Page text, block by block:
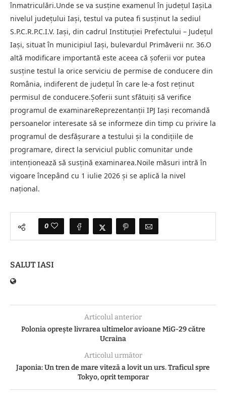
înmatriculări.Unde se va susține examenul în județul IașiLa
nivelul județului Iași, testul va putea fi susținut la sediul
S.P.C.R.P.C.I.V. Iași, din cadrul Instituției Prefectului – Județul
Iași, situat în municipiul Iași, bulevardul Primăverii nr. 36.O
altă modificare importantă este aceea că șoferii vor putea
susține testul la orice serviciu de permise de conducere din
România, indiferent de județul în care le-a fost reținut
permisul de conducere.Șoferii sunt sfătuiți să verifice
programul de examinareReprezentanții IPJ Iași recomandă
persoanelor interesate să se informeze din timp cu privire la
programul de desfășurare a testului și la condițiile de
programare, direct la serviciul public comunitar unde
intenționează să susțină examinarea.Noile măsuri intră în
vigoare începând cu 1 iulie 2026 și se aplică la nivel
național.
0
SALUT IASI
Articolul anterior
Polonia oprește livrarea ultimelor avioane MiG-29 către
Ucraina
Articolul următor
Japonia: Un tren de mare viteză a lovit un urs. Traficul spre
Tokyo, oprit temporar